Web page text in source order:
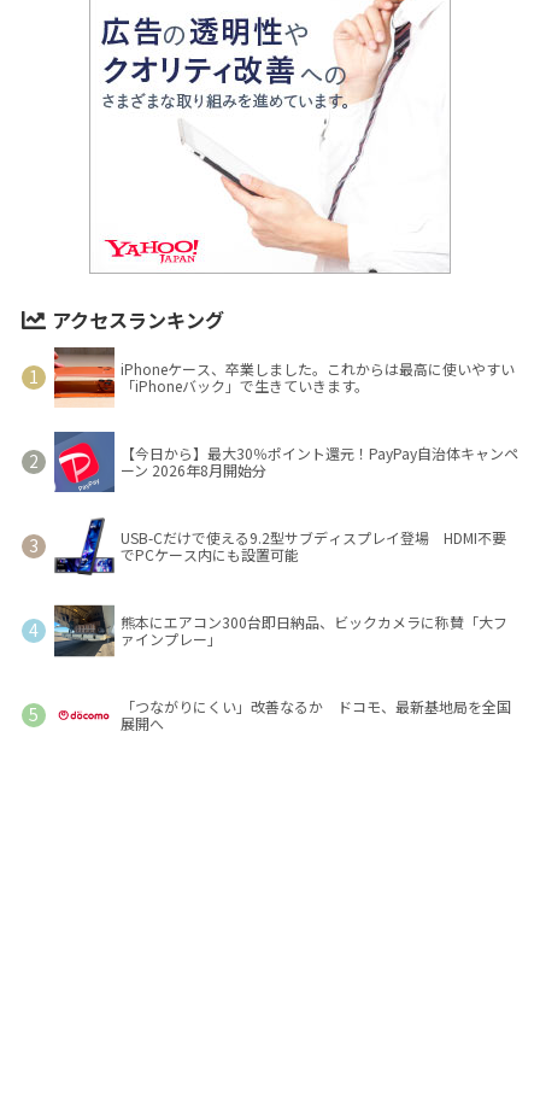
アクセスランキング
iPhoneケース、卒業しました。これからは最高に使いやすい
「iPhoneバック」で生きていきます。
【今日から】最大30％ポイント還元！PayPay自治体キャンペ
ーン 2026年8月開始分
USB-Cだけで使える9.2型サブディスプレイ登場 HDMI不要
でPCケース内にも設置可能
熊本にエアコン300台即日納品、ビックカメラに称賛「大フ
ァインプレー」
「つながりにくい」改善なるか ドコモ、最新基地局を全国
展開へ